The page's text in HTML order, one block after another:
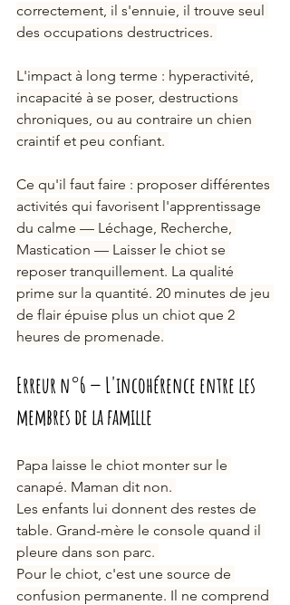
correctement, il s'ennuie, il trouve seul
des occupations destructrices.
L'impact à long terme : hyperactivité,
incapacité à se poser, destructions
chroniques, ou au contraire un chien
craintif et peu confiant.
Ce qu'il faut faire : proposer différentes
activités qui favorisent l'apprentissage
du calme — Léchage, Recherche,
Mastication — Laisser le chiot se
reposer tranquillement. La qualité
prime sur la quantité. 20 minutes de jeu
de flair épuise plus un chiot que 2
heures de promenade.
Erreur n°6 — L'incohérence entre les
membres de la famille
Papa laisse le chiot monter sur le
canapé. Maman dit non.
Les enfants lui donnent des restes de
table. Grand-mère le console quand il
pleure dans son parc.
Pour le chiot, c'est une source de
confusion permanente. Il ne comprend